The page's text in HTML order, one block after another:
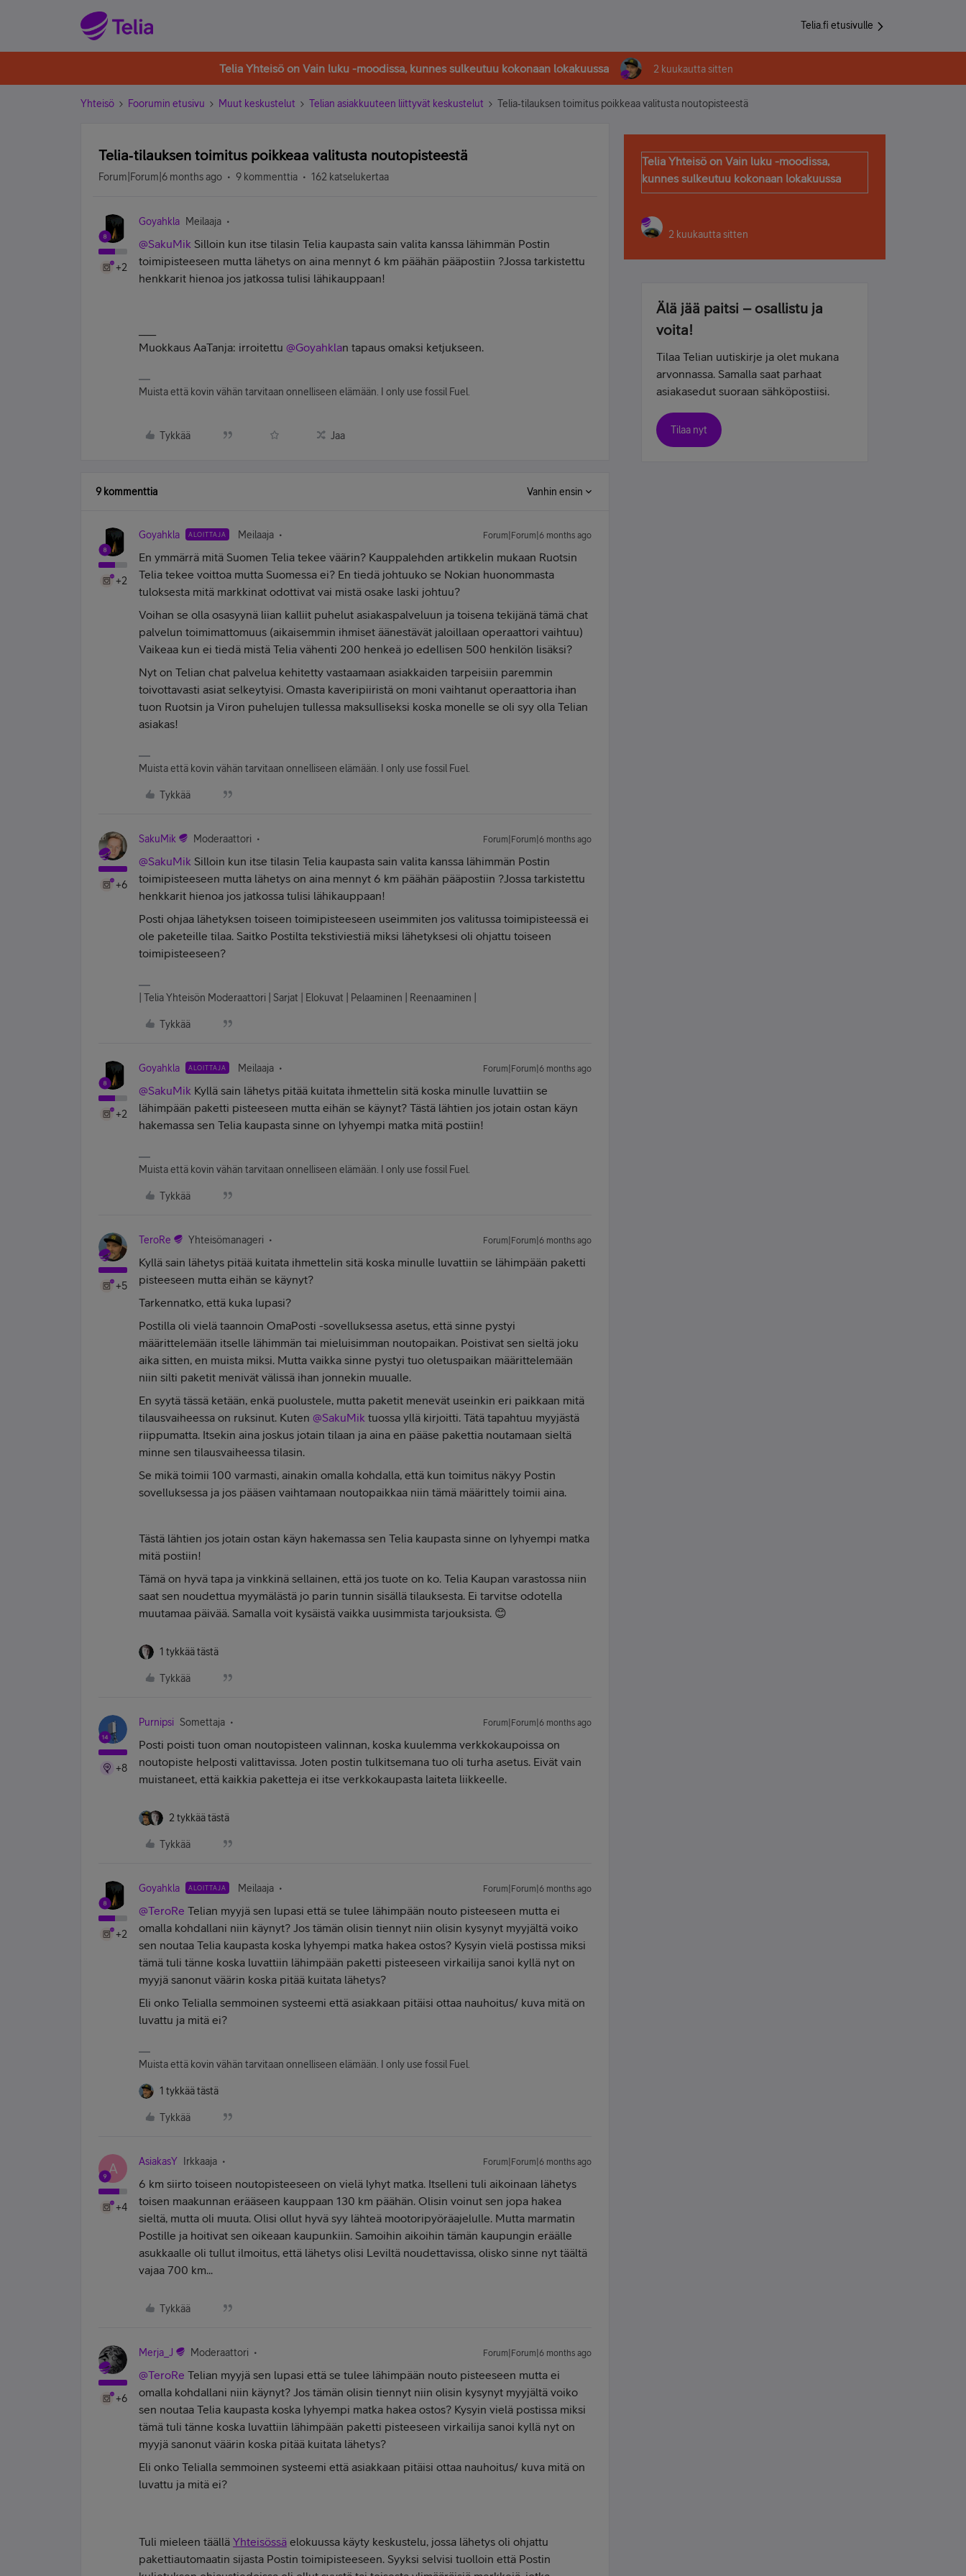
Telia.fi etusivulle
Telia Yhteisö on Vain luku -moodissa, kunnes sulkeutuu kokonaan lokakuussa 2 kuukautta sitten
Yhteisö Foorumin etusivu Muut keskustelut Telian asiakkuuteen liittyvät keskustelut Telia‑tilauksen toimitus poikkeaa valitusta noutopisteestä
Telia‑tilauksen toimitus poikkeaa valitusta noutopisteestä
Forum|Forum|6 months ago 9 kommenttia 162 katselukertaa
+2
Goyahkla Meilaaja
@SakuMik Silloin kun itse tilasin Telia kaupasta sain valita kanssa lähimmän Postin
toimipisteeseen mutta lähetys on aina mennyt 6 km päähän pääpostiin ?Jossa tarkistettu
henkkarit hienoa jos jatkossa tulisi lähikauppaan!
Muokkaus AaTanja: irroitettu ​ @Goyahklan tapaus omaksi ketjukseen.
Muista että kovin vähän tarvitaan onnelliseen elämään. I only use fossil Fuel.
Tykkää Jaa
9 kommenttia Vanhin ensin
+2
Goyahkla ALOITTAJA Meilaaja Forum|Forum|6 months ago
En ymmärrä mitä Suomen Telia tekee väärin? Kauppalehden artikkelin mukaan Ruotsin
Telia tekee voittoa mutta Suomessa ei? En tiedä johtuuko se Nokian huonommasta
tuloksesta mitä markkinat odottivat vai mistä osake laski johtuu?
Voihan se olla osasyynä liian kalliit puhelut asiakaspalveluun ja toisena tekijänä tämä chat
palvelun toimimattomuus (aikaisemmin ihmiset äänestävät jaloillaan operaattori vaihtuu)
Vaikeaa kun ei tiedä mistä Telia vähenti 200 henkeä jo edellisen 500 henkilön lisäksi?
Nyt on Telian chat palvelua kehitetty vastaamaan asiakkaiden tarpeisiin paremmin
toivottavasti asiat selkeytyisi. Omasta kaveripiiristä on moni vaihtanut operaattoria ihan
tuon Ruotsin ja Viron puhelujen tullessa maksulliseksi koska monelle se oli syy olla Telian
asiakas!
Muista että kovin vähän tarvitaan onnelliseen elämään. I only use fossil Fuel.
Tykkää
+6
SakuMik Moderaattori Forum|Forum|6 months ago
@SakuMik Silloin kun itse tilasin Telia kaupasta sain valita kanssa lähimmän Postin
toimipisteeseen mutta lähetys on aina mennyt 6 km päähän pääpostiin ?Jossa tarkistettu
henkkarit hienoa jos jatkossa tulisi lähikauppaan!
Posti ohjaa lähetyksen toiseen toimipisteeseen useimmiten jos valitussa toimipisteessä ei
ole paketeille tilaa. Saitko Postilta tekstiviestiä miksi lähetyksesi oli ohjattu toiseen
toimipisteeseen?
| Telia Yhteisön Moderaattori | Sarjat | Elokuvat | Pelaaminen | Reenaaminen |
Tykkää
+2
Goyahkla ALOITTAJA Meilaaja Forum|Forum|6 months ago
@SakuMik Kyllä sain lähetys pitää kuitata ihmettelin sitä koska minulle luvattiin se
lähimpään paketti pisteeseen mutta eihän se käynyt? Tästä lähtien jos jotain ostan käyn
hakemassa sen Telia kaupasta sinne on lyhyempi matka mitä postiin!
Muista että kovin vähän tarvitaan onnelliseen elämään. I only use fossil Fuel.
Tykkää
+5
TeroRe Yhteisömanageri Forum|Forum|6 months ago
Kyllä sain lähetys pitää kuitata ihmettelin sitä koska minulle luvattiin se lähimpään paketti
pisteeseen mutta eihän se käynyt?
Tarkennatko, että kuka lupasi?
Postilla oli vielä taannoin OmaPosti -sovelluksessa asetus, että sinne pystyi
määrittelemään itselle lähimmän tai mieluisimman noutopaikan. Poistivat sen sieltä joku
aika sitten, en muista miksi. Mutta vaikka sinne pystyi tuo oletuspaikan määrittelemään
niin silti paketit menivät välissä ihan jonnekin muualle.
En syytä tässä ketään, enkä puolustele, mutta paketit menevät useinkin eri paikkaan mitä
tilausvaiheessa on ruksinut. Kuten ​ @SakuMik tuossa yllä kirjoitti. Tätä tapahtuu myyjästä
riippumatta. Itsekin aina joskus jotain tilaan ja aina en pääse pakettia noutamaan sieltä
minne sen tilausvaiheessa tilasin.
Se mikä toimii 100 varmasti, ainakin omalla kohdalla, että kun toimitus näkyy Postin
sovelluksessa ja jos pääsen vaihtamaan noutopaikkaa niin tämä määrittely toimii aina.
Tästä lähtien jos jotain ostan käyn hakemassa sen Telia kaupasta sinne on lyhyempi matka
mitä postiin!
Tämä on hyvä tapa ja vinkkinä sellainen, että jos tuote on ko. Telia Kaupan varastossa niin
saat sen noudettua myymälästä jo parin tunnin sisällä tilauksesta. Ei tarvitse odotella
muutamaa päivää. Samalla voit kysäistä vaikka uusimmista tarjouksista. 😊
1 tykkää tästä
Tykkää
+8
Purnipsi Somettaja Forum|Forum|6 months ago
Posti poisti tuon oman noutopisteen valinnan, koska kuulemma verkkokaupoissa on
noutopiste helposti valittavissa. Joten postin tulkitsemana tuo oli turha asetus. Eivät vain
muistaneet, että kaikkia paketteja ei itse verkkokaupasta laiteta liikkeelle.
2 tykkää tästä
Tykkää
+2
Goyahkla ALOITTAJA Meilaaja Forum|Forum|6 months ago
@TeroRe Telian myyjä sen lupasi että se tulee lähimpään nouto pisteeseen mutta ei
omalla kohdallani niin käynyt? Jos tämän olisin tiennyt niin olisin kysynyt myyjältä voiko
sen noutaa Telia kaupasta koska lyhyempi matka hakea ostos? Kysyin vielä postissa miksi
tämä tuli tänne koska luvattiin lähimpään paketti pisteeseen virkailija sanoi kyllä nyt on
myyjä sanonut väärin koska pitää kuitata lähetys?
Eli onko Telialla semmoinen systeemi että asiakkaan pitäisi ottaa nauhoitus/ kuva mitä on
luvattu ja mitä ei?
Muista että kovin vähän tarvitaan onnelliseen elämään. I only use fossil Fuel.
1 tykkää tästä
Tykkää
A
+4
AsiakasY Irkkaaja Forum|Forum|6 months ago
6 km siirto toiseen noutopisteeseen on vielä lyhyt matka. Itselleni tuli aikoinaan lähetys
toisen maakunnan erääseen kauppaan 130 km päähän. Olisin voinut sen jopa hakea
sieltä, mutta oli muuta. Olisi ollut hyvä syy lähteä mootoripyöräajelulle. Mutta marmatin
Postille ja hoitivat sen oikeaan kaupunkiin. Samoihin aikoihin tämän kaupungin eräälle
asukkaalle oli tullut ilmoitus, että lähetys olisi Leviltä noudettavissa, olisko sinne nyt täältä
vajaa 700 km...
Tykkää
+6
Merja_J Moderaattori Forum|Forum|6 months ago
@TeroRe Telian myyjä sen lupasi että se tulee lähimpään nouto pisteeseen mutta ei
omalla kohdallani niin käynyt? Jos tämän olisin tiennyt niin olisin kysynyt myyjältä voiko
sen noutaa Telia kaupasta koska lyhyempi matka hakea ostos? Kysyin vielä postissa miksi
tämä tuli tänne koska luvattiin lähimpään paketti pisteeseen virkailija sanoi kyllä nyt on
myyjä sanonut väärin koska pitää kuitata lähetys?
Eli onko Telialla semmoinen systeemi että asiakkaan pitäisi ottaa nauhoitus/ kuva mitä on
luvattu ja mitä ei?
Tuli mieleen täällä Yhteisössä elokuussa käyty keskustelu, jossa lähetys oli ohjattu
pakettiautomaatin sijasta Postin toimipisteeseen. Syyksi selvisi tuolloin että Postin
Telia Yhteisö on Vain luku -moodissa,
kunnes sulkeutuu kokonaan lokakuussa
2 kuukautta sitten
Älä jää paitsi – osallistu ja
voita!
Tilaa Telian uutiskirje ja olet mukana
arvonnassa. Samalla saat parhaat
asiakasedut suoraan sähköpostiisi.
Tilaa nyt